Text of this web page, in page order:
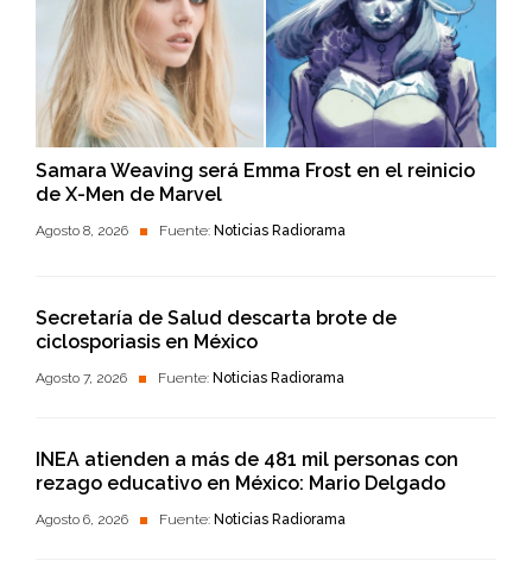
Samara Weaving será Emma Frost en el reinicio
de X-Men de Marvel
Agosto 8, 2026 Fuente: Noticias Radiorama
Secretaría de Salud descarta brote de
ciclosporiasis en México
Agosto 7, 2026 Fuente: Noticias Radiorama
INEA atienden a más de 481 mil personas con
rezago educativo en México: Mario Delgado
Agosto 6, 2026 Fuente: Noticias Radiorama